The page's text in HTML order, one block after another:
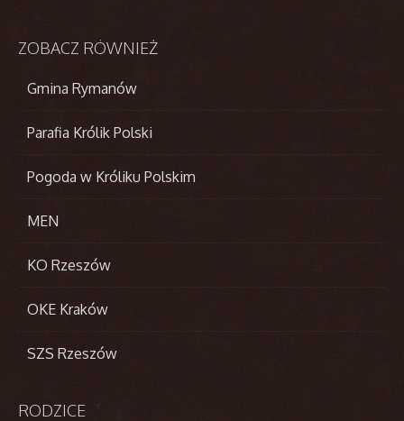
ZOBACZ RÓWNIEŻ
Gmina Rymanów
Parafia Królik Polski
Pogoda w Króliku Polskim
MEN
KO Rzeszów
OKE Kraków
SZS Rzeszów
RODZICE